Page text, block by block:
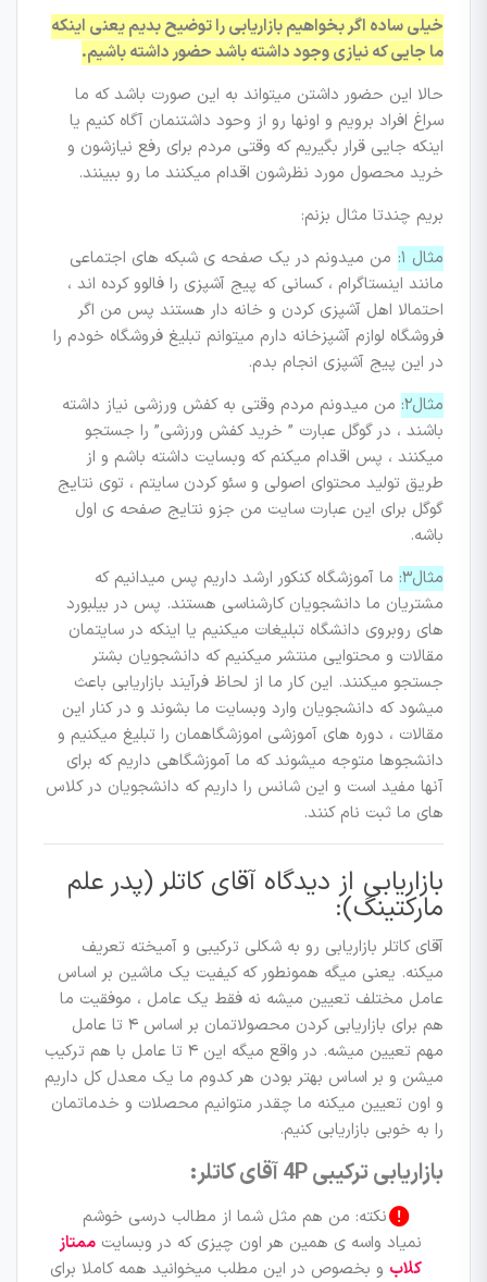
خیلی ساده اگر بخواهیم بازاریابی را توضیح بدیم یعنی اینکه
ما جایی که نیازی وجود داشته باشد حضور داشته باشیم.
حالا این حضور داشتن میتواند به این صورت باشد که ما
سراغ افراد برویم و اونها رو از وحود داشتنمان آگاه کنیم یا
اینکه جایی قرار بگیریم که وقتی مردم برای رفع نیازشون و
خرید محصول مورد نظرشون اقدام میکنند ما رو ببینند.
بریم چندتا مثال بزنم:
مثال ۱:
من میدونم در یک صفحه ی شبکه های اجتماعی
مانند اینستاگرام ، کسانی که پیج آشپزی را فالوو کرده اند ،
احتمالا اهل آشپزی کردن و خانه دار هستند پس من اگر
فروشگاه لوازم آشپزخانه دارم میتوانم تبلیغ فروشگاه خودم را
در این پیج آشپزی انجام بدم.
مثال۲:
من میدونم مردم وقتی به کفش ورزشی نیاز داشته
باشند ، در گوگل عبارت ” خرید کفش ورزشی” را جستجو
میکنند ، پس اقدام میکنم که وبسایت داشته باشم و از
طریق تولید محتوای اصولی و سئو کردن سایتم ، توی نتایج
گوگل برای این عبارت سایت من جزو نتایج صفحه ی اول
باشه.
مثال۳:
ما آموزشگاه کنکور ارشد داریم پس میدانیم که
مشتریان ما دانشجویان کارشناسی هستند. پس در بیلبورد
های روبروی دانشگاه تبلیغات میکنیم یا اینکه در سایتمان
مقالات و محتوایی منتشر میکنیم که دانشجویان بشتر
جستجو میکنند. این کار ما از لحاظ فرآیند بازاریابی باعث
میشود که دانشجویان وارد وبسایت ما بشوند و در کنار این
مقالات ، دوره های آموزشی اموزشگاهمان را تبلیغ میکنیم و
دانشجوها متوجه میشوند که ما آموزشگاهی داریم که برای
آنها مفید است و این شانس را داریم که دانشجویان در کلاس
های ما ثبت نام کنند.
بازاریابی از دیدگاه آقای کاتلر (پدر علم
مارکتینگ):
آقای کاتلر بازاریابی رو به شکلی ترکیبی و آمیخته تعریف
میکنه. یعنی میگه همونطور که کیفیت یک ماشین بر اساس
عامل مختلف تعیین میشه نه فقط یک عامل ، موفقیت ما
هم برای بازاریابی کردن محصولاتمان بر اساس ۴ تا عامل
مهم تعیین میشه. در واقع میگه این ۴ تا عامل با هم ترکیب
میشن و بر اساس بهتر بودن هر کدوم ما یک معدل کل داریم
و اون تعیین میکنه ما چقدر متوانیم محصلات و خدماتمان
را به خوبی بازاریابی کنیم.
بازاریابی ترکیبی 4P آقای کاتلر:
نکته: من هم مثل شما از مطالب درسی خوشم
نمیاد واسه ی همین هر اون چیزی که در وبسایت ممتاز
کلاب و بخصوص در این مطلب میخوانید همه کاملا برای